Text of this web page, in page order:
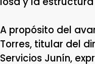
A propósito del
Torres, titular del
Servicios Junín,